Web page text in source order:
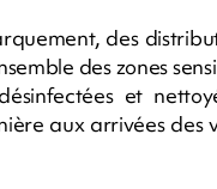
des
des zones
et
aux arrivées des